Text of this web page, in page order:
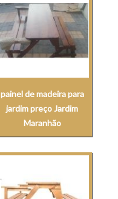
painel de madeira para
jardim preço Jardim
Maranhão